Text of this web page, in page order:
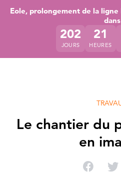
Accéder directement au contenu
Accéder à la navigation
Accéder à la recherche
Eole, prolongement de la ligne
dans
202
JOURS
21
HEURES
Le chantier du
en